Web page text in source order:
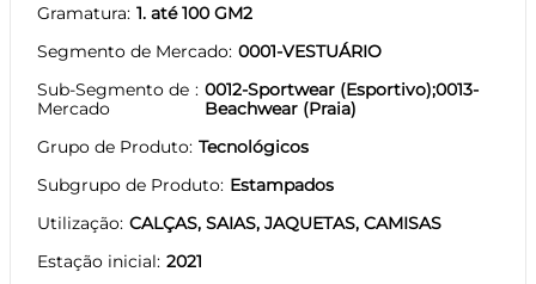
Gramatura 1. até 100 GM2
Segmento de Mercado 0001-VESTUÁRIO
Sub-Segmento de
Mercado
0012-Sportwear (Esportivo);0013-
Beachwear (Praia)
Grupo de Produto Tecnológicos
Subgrupo de Produto Estampados
Utilização CALÇAS, SAIAS, JAQUETAS, CAMISAS
Estação inicial 2021